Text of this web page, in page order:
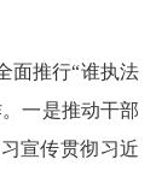
推行“谁执法
一是推动干部
宣传贯彻习近